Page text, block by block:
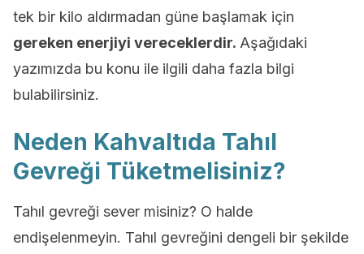
tek bir kilo aldırmadan güne başlamak için
gereken enerjiyi vereceklerdir. Aşağıdaki
yazımızda bu konu ile ilgili daha fazla bilgi
bulabilirsiniz.
Neden Kahvaltıda Tahıl
Gevreği Tüketmelisiniz?
Tahıl gevreği sever misiniz? O halde
endişelenmeyin. Tahıl gevreğini dengeli bir şekilde